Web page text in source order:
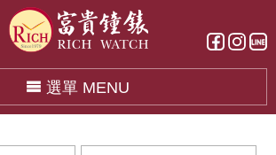
選單 MENU